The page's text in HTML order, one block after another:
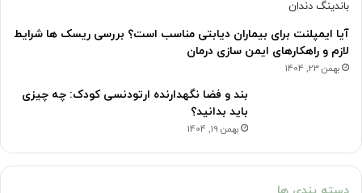
آیا ایمپلنت برای بیماران دیابتی مناسب است؟ بررسی ریسک ها شرایط
لازم و راهکارهای ایمن سازی درمان
بهمن 23, 1404
بند و فضا نگهدارنده ارتودنسی کودک: چه چیزی
باید بدانید؟
بهمن 19, 1404